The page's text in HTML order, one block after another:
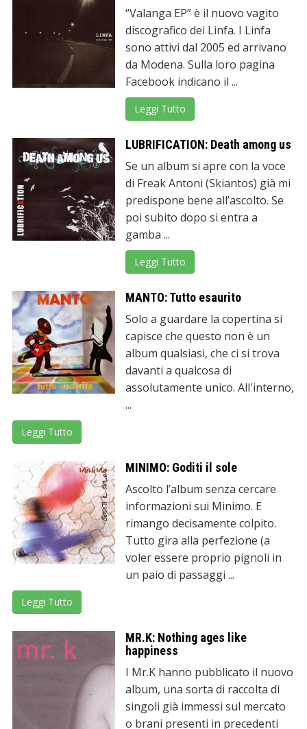
“Valanga EP” è il nuovo vagito
discografico dei Linfa. I Linfa
sono attivi dal 2005 ed arrivano
da Modena. Sulla loro pagina
Facebook indicano il ...
Leggi Tutto
LUBRIFICATION: Death among us
Se un album si apre con la voce
di Freak Antoni (Skiantos) già mi
predispone bene all’ascolto. Se
poi subito dopo si entra a
gamba ...
Leggi Tutto
MANTO: Tutto esaurito
Solo a guardare la copertina si
capisce che questo non è un
album qualsiasi, che ci si trova
davanti a qualcosa di
assolutamente unico. All'interno,
...
Leggi Tutto
MINIMO: Goditi il sole
Ascolto l’album senza cercare
informazioni sui Minimo. E
rimango decisamente colpito.
Tutto gira alla perfezione (a
voler essere proprio pignoli in
un paio di passaggi ...
Leggi Tutto
MR.K: Nothing ages like
happiness
I Mr.K hanno pubblicato il nuovo
album, una sorta di raccolta di
singoli già immessi sul mercato
o brani presenti in precedenti